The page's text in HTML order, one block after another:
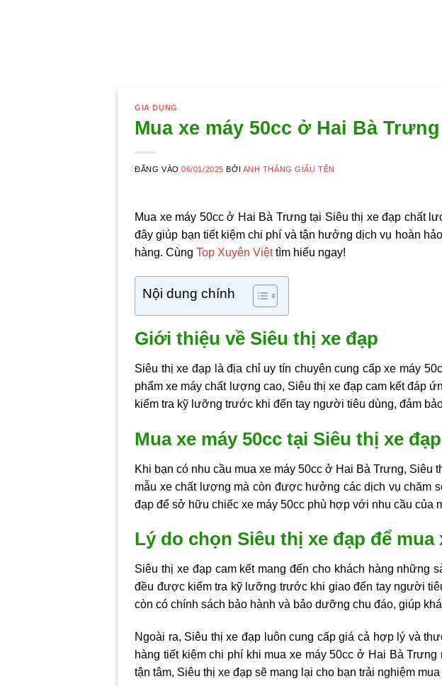
GIA DỤNG
Mua xe máy 50cc ở Hai Bà
ĐĂNG VÀO06/01/2025 BỞI ANH THẮNG GIẤU TÊN
Mua xe máy 50cc ở Hai Bà Trưng tại Siêu thị xe đạp chất
đây giúp bạn tiết kiệm chi phí và tận hưởng dịch vụ hoàn
hàng. CùngTop Xuyên Việttìm hiểu ngay!
Nội dung chính
Giới thiệu về Siêu thị xe đạp
Siêu thị xe đạp là địa chỉ uy tín chuyên cung cấp xe máy
phẩm xe máy chất lượng cao, Siêu thị xe đạp cam kết đáp
kiểm tra kỹ lưỡng trước khi đến tay người tiêu dùng, đảm
Mua xe máy 50cc tại Siêu thị xe đạp
Khi bạn có nhu cầu mua xe máy 50cc ở Hai Bà Trưng,
mẫu xe chất lượng mà còn được hưởng các dịch vụ chăm
đạp để sở hữu chiếc xe máy 50cc phù hợp với nhu cầu của
Lý do chọn Siêu thị xe đạp để mua
Siêu thị xe đạp cam kết mang đến cho khách hàng những
đều được kiểm tra kỹ lưỡng trước khi giao đến tay người
còn có chính sách bảo hành và bảo dưỡng chu đáo, giúp
Ngoài ra, Siêu thị xe đạp luôn cung cấp giá cả hợp lý và
hàng tiết kiệm chi phí khi mua xe máy 50cc ở Hai Bà
tận tâm, Siêu thị xe đạp sẽ mang lại cho bạn trải nghiệm